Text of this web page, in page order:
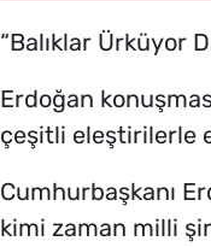
“Balıklar Ürküyor
Erdoğan
çeşitli eleştirilerle
Cumhurbaşkanı
kimi zaman milli